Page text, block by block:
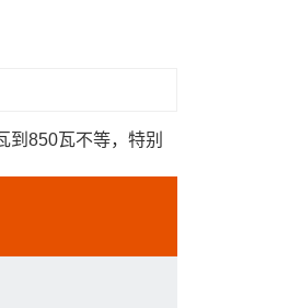
到850瓦不等，特别